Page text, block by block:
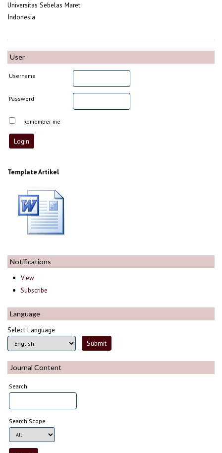
Universitas Sebelas Maret
Indonesia
User
Username
Password
Remember me
Template Artikel
Notifications
View
Subscribe
Language
Select Language
Journal Content
Search
Search Scope